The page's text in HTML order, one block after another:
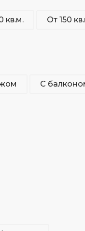
кв.м. От 150
С